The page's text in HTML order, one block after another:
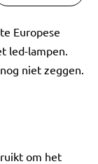
Europese
led-lampen.
niet zeggen.
om het